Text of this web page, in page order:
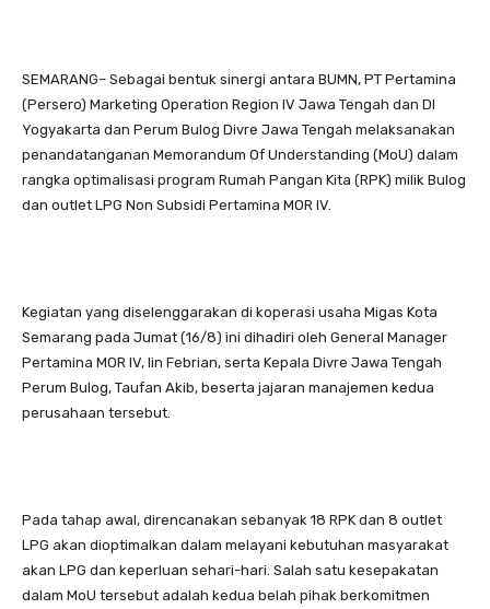
SEMARANG– Sebagai bentuk sinergi antara BUMN, PT Pertamina
(Persero) Marketing Operation Region IV Jawa Tengah dan DI
Yogyakarta dan Perum Bulog Divre Jawa Tengah melaksanakan
penandatanganan Memorandum Of Understanding (MoU) dalam
rangka optimalisasi program Rumah Pangan Kita (RPK) milik Bulog
dan outlet LPG Non Subsidi Pertamina MOR IV.
Kegiatan yang diselenggarakan di koperasi usaha Migas Kota
Semarang pada Jumat (16/8) ini dihadiri oleh General Manager
Pertamina MOR IV, Iin Febrian, serta Kepala Divre Jawa Tengah
Perum Bulog, Taufan Akib, beserta jajaran manajemen kedua
perusahaan tersebut.
Pada tahap awal, direncanakan sebanyak 18 RPK dan 8 outlet
LPG akan dioptimalkan dalam melayani kebutuhan masyarakat
akan LPG dan keperluan sehari-hari. Salah satu kesepakatan
dalam MoU tersebut adalah kedua belah pihak berkomitmen